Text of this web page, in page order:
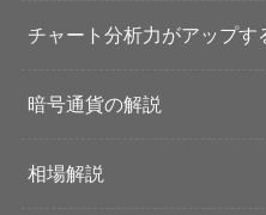
チャート分析力がアップす
暗号通貨の解説
相場解説